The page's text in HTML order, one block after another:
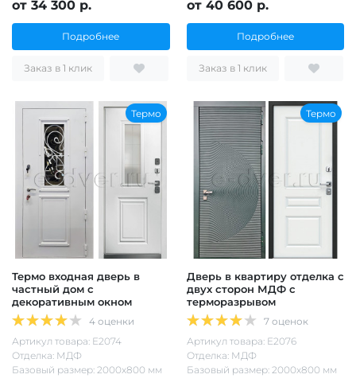
от 34 300 р.
Подробнее
Заказ в 1 клик
от 40 600 р.
Подробнее
Заказ в 1 клик
Термо
Термо входная дверь в
частный дом с
декоративным окном
4 оценки
Артикул товара: Е2074
Отделка: МДФ
Базовый размер: 2000х800 мм
Термо
Дверь в квартиру отделка с
двух сторон МДФ с
терморазрывом
7 оценок
Артикул товара: Е2076
Отделка: МДФ
Базовый размер: 2000х800 мм